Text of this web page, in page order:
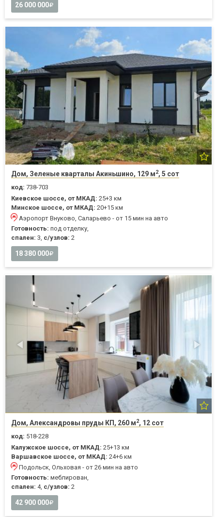
26 000 000
Дом, Зеленые кварталы Акиньшино, 129 м2, 5 сот
код: 738-703
Киевское шоссе, от МКАД: 25+3 км
Минское шоссе, от МКАД: 20+15 км
Аэропорт Внуково, Саларьево - от 15 мин на авто
Готовность: под отделку,
спален: 3, с/узлов: 2
18 380 000
Дом, Александровы пруды КП, 260 м2, 12 сот
код: 518-228
Калужское шоссе, от МКАД: 25+13 км
Варшавское шоссе, от МКАД: 24+6 км
Подольск, Ольховая - от 26 мин на авто
Готовность: меблирован,
спален: 4, с/узлов: 2
42 900 000